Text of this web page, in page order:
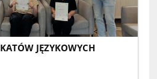
JĘZYKOWYCH